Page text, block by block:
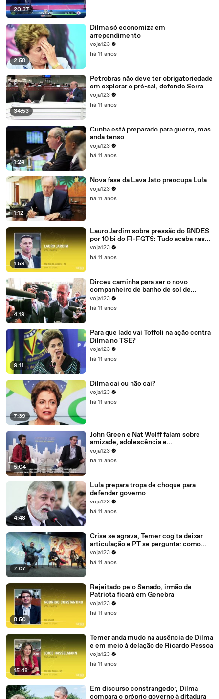
20:37
2:58
Dilma só economiza em
arrependimento
voja123
há 11 anos
34:53
Petrobras não deve ter obrigatoriedade
em explorar o pré-sal, defende Serra
voja123
há 11 anos
1:24
Cunha está preparado para guerra, mas
anda tenso
voja123
há 11 anos
1:12
Nova fase da Lava Jato preocupa Lula
voja123
há 11 anos
1:59
Lauro Jardim sobre pressão do BNDES
por 10 bi do FI-FGTS: Tudo acaba nas
mãos de Cunha
voja123
há 11 anos
4:19
Dirceu caminha para ser o novo
companheiro de banho de sol de
Marcelo Odebrecht e Cia.
voja123
há 11 anos
9:11
Para que lado vai Toffoli na ação contra
Dilma no TSE?
voja123
há 11 anos
7:39
Dilma cai ou não cai?
voja123
há 11 anos
5:04
John Green e Nat Wolff falam sobre
amizade, adolescência e
amadurecimento
voja123
há 11 anos
4:48
Lula prepara tropa de choque para
defender governo
voja123
há 11 anos
7:07
Crise se agrava, Temer cogita deixar
articulação e PT se pergunta: como
recompor o governo?
voja123
há 11 anos
8:50
Rejeitado pelo Senado, irmão de
Patriota ficará em Genebra
voja123
há 11 anos
15:48
Temer anda mudo na ausência de Dilma
e em meio à delação de Ricardo Pessoa
voja123
há 11 anos
Em discurso constrangedor, Dilma
compara o próprio governo à ditadura